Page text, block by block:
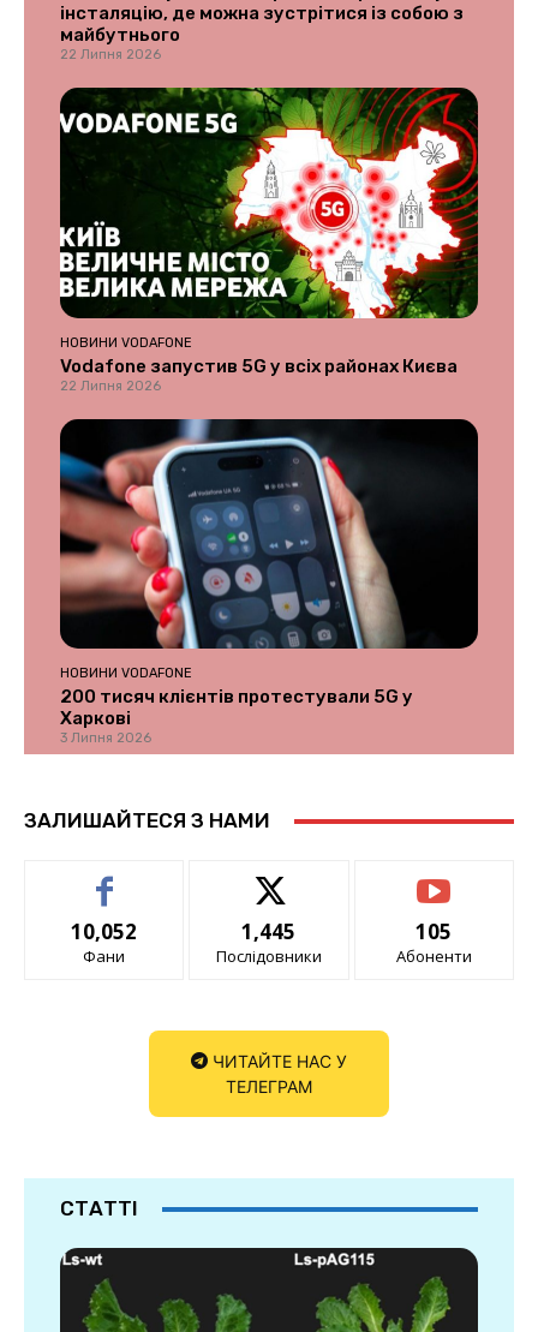
інсталяцію, де можна зустрітися із собою з
майбутнього
22 Липня 2026
НОВИНИ VODAFONE
Vodafone запустив 5G у всіх районах Києва
22 Липня 2026
НОВИНИ VODAFONE
200 тисяч клієнтів протестували 5G у
Харкові
3 Липня 2026
ЗАЛИШАЙТЕСЯ З НАМИ
10,052
Фани
1,445
Послідовники
105
Абоненти
ЧИТАЙТЕ НАС У
ТЕЛЕГРАМ
СТАТТІ